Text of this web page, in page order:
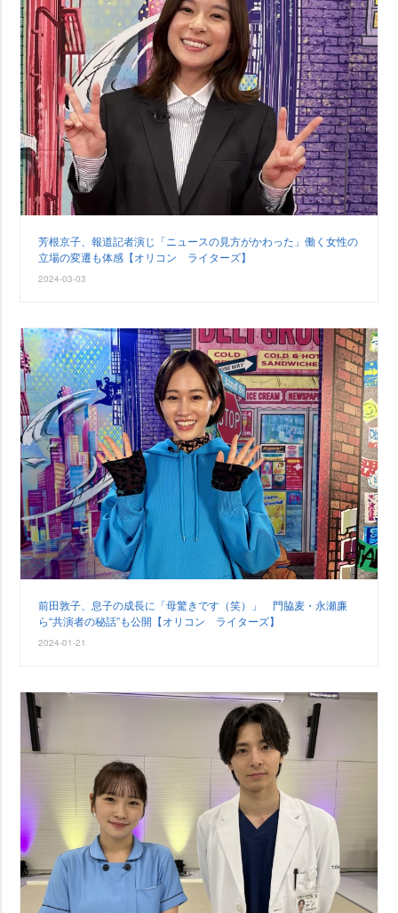
芳根京子、報道記者演じ「ニュースの見方がかわった」働く女性の
立場の変遷も体感【オリコン ライターズ】
2024-03-03
前田敦子、息子の成長に「母驚きです（笑）」 門脇麦・永瀬廉
ら“共演者の秘話”も公開【オリコン ライターズ】
2024-01-21